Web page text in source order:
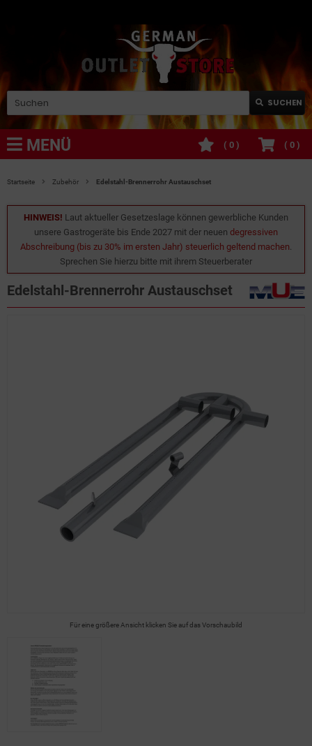
SUCHEN
MENÜ ( 0 )
( 0 )
Startseite Zubehör Edelstahl-Brennerrohr Austauschset
HINWEIS! Laut aktueller Gesetzeslage können gewerbliche Kunden
unsere Gastrogeräte bis Ende 2027 mit der neuen degressiven
Abschreibung (bis zu 30% im ersten Jahr) steuerlich geltend machen.
Sprechen Sie hierzu bitte mit ihrem Steuerberater
Edelstahl-Brennerrohr Austauschset
Für eine größere Ansicht klicken Sie auf das Vorschaubild